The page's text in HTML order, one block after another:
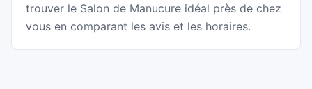
trouver le Salon de Manucure idéal près de chez
vous en comparant les avis et les horaires.